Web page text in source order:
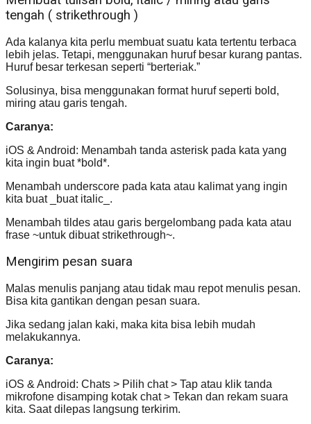
tengah ( strikethrough )
Ada kalanya kita perlu membuat suatu kata tertentu terbaca
lebih jelas. Tetapi, menggunakan huruf besar kurang pantas.
Huruf besar terkesan seperti “berteriak.”
Solusinya, bisa menggunakan format huruf seperti bold,
miring atau garis tengah.
Caranya:
iOS & Android: Menambah tanda asterisk pada kata yang
kita ingin buat *bold*.
Menambah underscore pada kata atau kalimat yang ingin
kita buat _buat italic_.
Menambah tildes atau garis bergelombang pada kata atau
frase ~untuk dibuat strikethrough~.
Mengirim pesan suara
Malas menulis panjang atau tidak mau repot menulis pesan.
Bisa kita gantikan dengan pesan suara.
Jika sedang jalan kaki, maka kita bisa lebih mudah
melakukannya.
Caranya:
iOS & Android: Chats > Pilih chat > Tap atau klik tanda
mikrofone disamping kotak chat > Tekan dan rekam suara
kita. Saat dilepas langsung terkirim.